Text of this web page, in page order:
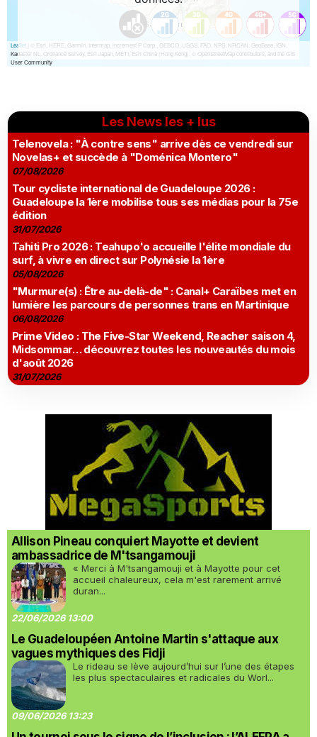
Les News les + lus
Telenovela : "À contre sens" arrive dès ce vendredi sur
Novelas+ et succède à "Doménica Montero"
07/08/2026
Tour cycliste international de Guadeloupe 2026 :
Guadeloupe la 1ère mobilise tous ses médias pour la 75e
édition
31/07/2026
Tahiti Pro 2026 : Teahupo'o accueille l'élite mondiale du
surf, à vivre en direct sur Polynésie la 1ère
05/08/2026
"Murmure(s) : Être au-delà-de" : Canal+ Caraïbes met en
lumière les parcours de personnes trans en Martinique
06/08/2026
Prime Video : The Five-Star Weekend, Reacher saison 4,
Midsommar… découvrez toutes les nouveautés du mois
d'août 2026
31/07/2026
Allison Pineau conquiert Mayotte et devient
ambassadrice de M'tsangamouji
« Merci à M'tsangamouji et à Mayotte pour cet
accueil chaleureux, cela m'est rarement arrivé
duran...
22/06/2026 13:00
Le Guadeloupéen Antoine Martin s'attaque aux
vagues mythiques des Fidji
Le rideau se lève aujourd’hui sur l’une des étapes
les plus spectaculaires et radicales du Worl...
09/06/2026 13:23